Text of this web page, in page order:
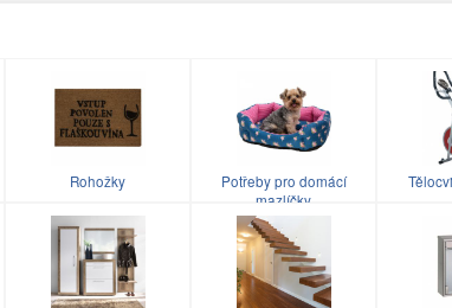
Rohožky
Potřeby pro domácí
mazlíčky